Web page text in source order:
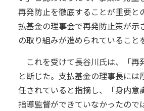
再発防止を徹底することが重要と
払基金の理事会で再発防止策が示
の取り組みが進められていること
これを受けて長谷川氏は、「再
と断じた。支払基金の理事長には
任されていると指摘し、「身内意
指導監督ができていなかったので